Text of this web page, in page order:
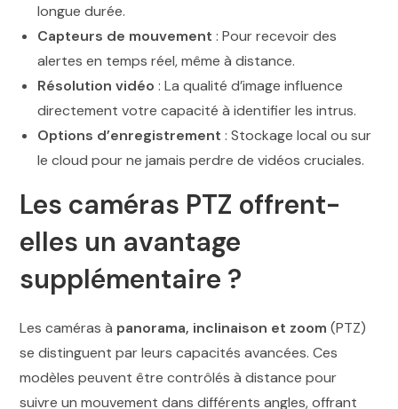
longue durée.
Capteurs de mouvement : Pour recevoir des
alertes en temps réel, même à distance.
Résolution vidéo : La qualité d’image influence
directement votre capacité à identifier les intrus.
Options d’enregistrement : Stockage local ou sur
le cloud pour ne jamais perdre de vidéos cruciales.
Les caméras PTZ offrent-
elles un avantage
supplémentaire ?
Les caméras à panorama, inclinaison et zoom (PTZ)
se distinguent par leurs capacités avancées. Ces
modèles peuvent être contrôlés à distance pour
suivre un mouvement dans différents angles, offrant